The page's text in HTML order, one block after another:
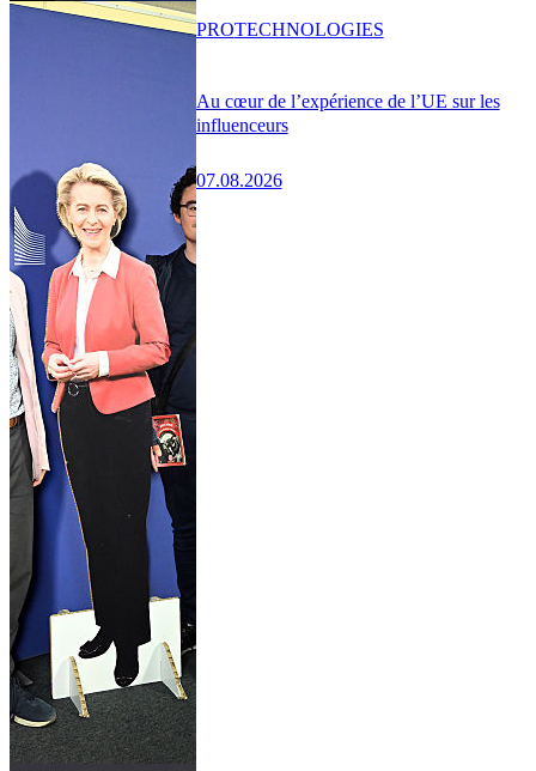
Au cœur de l’expérience de l’UE sur les
influenceurs
07.08.2026
PROTECHNOLOGIES